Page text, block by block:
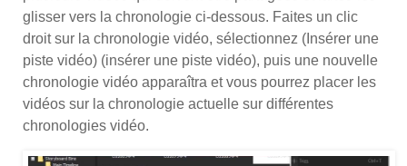
glisser vers la chronologie ci-dessous. Faites un clic
droit sur la chronologie vidéo, sélectionnez (Insérer une
piste vidéo) (insérer une piste vidéo), puis une nouvelle
chronologie vidéo apparaîtra et vous pourrez placer les
vidéos sur la chronologie actuelle sur différentes
chronologies vidéo.